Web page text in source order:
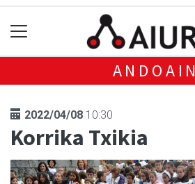
ANDOAIN
2022/04/08 10:30
Korrika Txikia